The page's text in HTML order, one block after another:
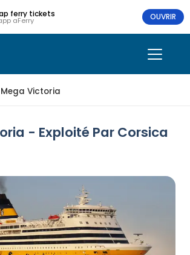
ferry tickets
aFerry OUVRIR
Mega Victoria
- Exploité Par Corsica